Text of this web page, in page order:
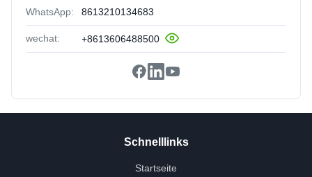
WhatsApp: 8613210134683
wechat: +8613606488500
Schnelllinks
Startseite